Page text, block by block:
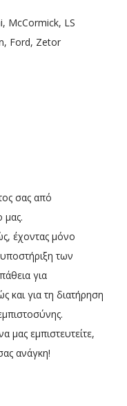
McCormick, LS
Ford, Zetor
σας από
μας.
έχοντας μόνο
των
για
και για τη διατήρηση
μας εμπιστευτείτε,
ανάγκη!